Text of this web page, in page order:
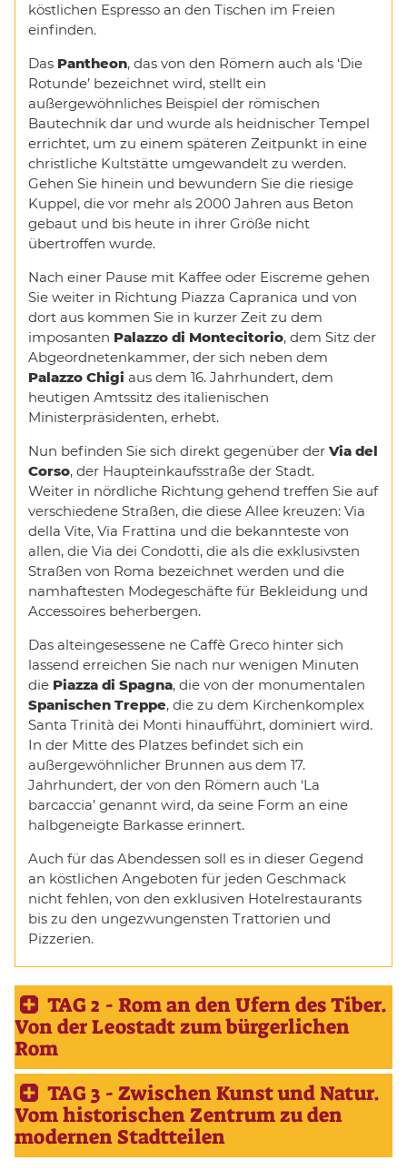
köstlichen Espresso an den Tischen im Freien
einfinden.
Das Pantheon, das von den Römern auch als ‘Die
Rotunde’ bezeichnet wird, stellt ein
außergewöhnliches Beispiel der römischen
Bautechnik dar und wurde als heidnischer Tempel
errichtet, um zu einem späteren Zeitpunkt in eine
christliche Kultstätte umgewandelt zu werden.
Gehen Sie hinein und bewundern Sie die riesige
Kuppel, die vor mehr als 2000 Jahren aus Beton
gebaut und bis heute in ihrer Größe nicht
übertroffen wurde.
Nach einer Pause mit Kaffee oder Eiscreme gehen
Sie weiter in Richtung Piazza Capranica und von
dort aus kommen Sie in kurzer Zeit zu dem
imposanten Palazzo di Montecitorio, dem Sitz der
Abgeordnetenkammer, der sich neben dem
Palazzo Chigi aus dem 16. Jahrhundert, dem
heutigen Amtssitz des italienischen
Ministerpräsidenten, erhebt.
Nun befinden Sie sich direkt gegenüber der Via del
Corso, der Haupteinkaufsstraße der Stadt.
Weiter in nördliche Richtung gehend treffen Sie auf
verschiedene Straßen, die diese Allee kreuzen: Via
della Vite, Via Frattina und die bekannteste von
allen, die Via dei Condotti, die als die exklusivsten
Straßen von Roma bezeichnet werden und die
namhaftesten Modegeschäfte für Bekleidung und
Accessoires beherbergen.
Das alteingesessene ne Caffè Greco hinter sich
lassend erreichen Sie nach nur wenigen Minuten
die Piazza di Spagna, die von der monumentalen
Spanischen Treppe, die zu dem Kirchenkomplex
Santa Trinità dei Monti hinaufführt, dominiert wird.
In der Mitte des Platzes befindet sich ein
außergewöhnlicher Brunnen aus dem 17.
Jahrhundert, der von den Römern auch ‘La
barcaccia’ genannt wird, da seine Form an eine
halbgeneigte Barkasse erinnert.
Auch für das Abendessen soll es in dieser Gegend
an köstlichen Angeboten für jeden Geschmack
nicht fehlen, von den exklusiven Hotelrestaurants
bis zu den ungezwungensten Trattorien und
Pizzerien.
TAG 2 - Rom an den Ufern des Tiber.
Von der Leostadt zum bürgerlichen
Rom
TAG 3 - Zwischen Kunst und Natur.
Vom historischen Zentrum zu den
modernen Stadtteilen